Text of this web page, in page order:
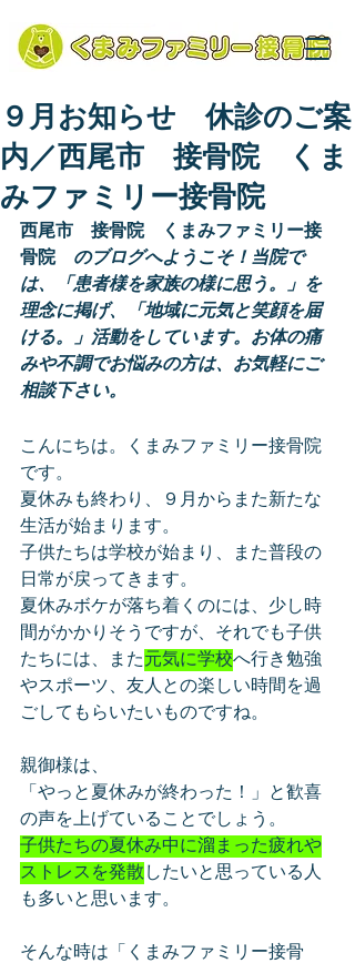
９月お知らせ 休診のご案
内／西尾市 接骨院 くま
みファミリー接骨院
西尾市　接骨院　くまみファミリー接
骨院 のブログへようこそ！当院で
は、「患者様を家族の様に思う。」を
理念に掲げ、「地域に元気と笑顔を届
ける。」活動をしています。お体の痛
みや不調でお悩みの方は、お気軽にご
相談下さい。
こんにちは。くまみファミリー接骨院
です。
夏休みも終わり、９月からまた新たな
生活が始まります。
子供たちは学校が始まり、また普段の
日常が戻ってきます。
夏休みボケが落ち着くのには、少し時
間がかかりそうですが、それでも子供
たちには、また元気に学校へ行き勉強
やスポーツ、友人との楽しい時間を過
ごしてもらいたいものですね。
親御様は、
「やっと夏休みが終わった！」と歓喜
の声を上げていることでしょう。
子供たちの夏休み中に溜まった疲れや
ストレスを発散したいと思っている人
も多いと思います。
そんな時は「くまみファミリー接骨